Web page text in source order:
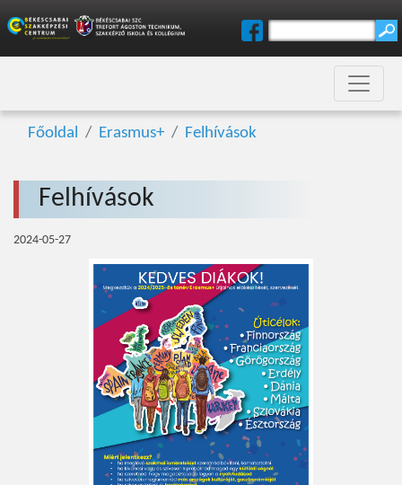
Főoldal Erasmus+ Felhívások
Felhívások
2024-05-27